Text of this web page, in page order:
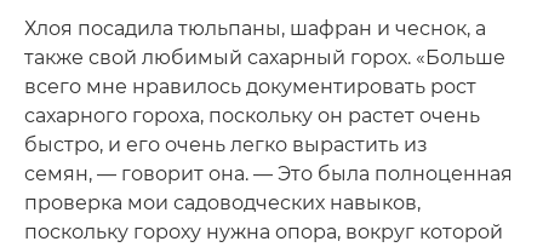
Хлоя посадила тюльпаны, шафран и чеснок, а
также свой любимый сахарный горох. «Больше
всего мне нравилось документировать рост
сахарного гороха, поскольку он растет очень
быстро, и его очень легко вырастить из
семян, — говорит она. — Это была полноценная
проверка мои садоводческих навыков,
поскольку гороху нужна опора, вокруг которой